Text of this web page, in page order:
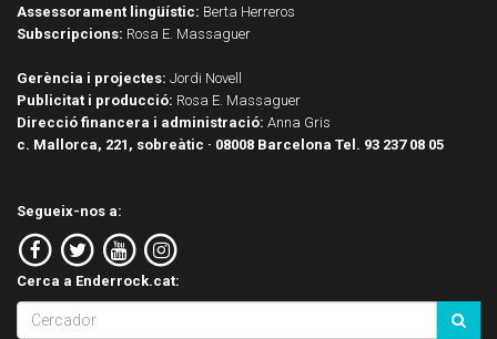
Assessorament lingüístic: Berta Herreros
Subscripcions: Rosa E. Massaguer
Gerència i projectes: Jordi Novell
Publicitat i producció: Rosa E. Massaguer
Direcció financera i administració: Anna Gris
c. Mallorca, 221, sobreàtic · 08008 Barcelona Tel. 93 237 08 05
Segueix-nos a:
Cerca a Enderrock.cat: